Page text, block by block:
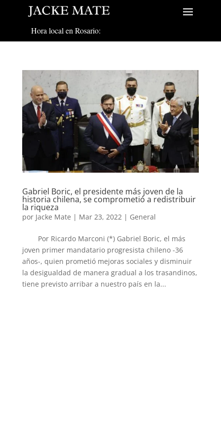
Hora local en Rosario:
Gabriel Boric, el presidente más joven de la
historia chilena, se comprometió a redistribuir
la riqueza
por Jacke Mate | Mar 23, 2022| General
Por Ricardo Marconi (*) Gabriel Boric, el más
joven primer mandatario progresista chileno -36
años-, quien prometió mejoras sociales y disminuir
la desigualdad de manera gradual a los trasandinos,
tiene previsto arribar a nuestro país en la...